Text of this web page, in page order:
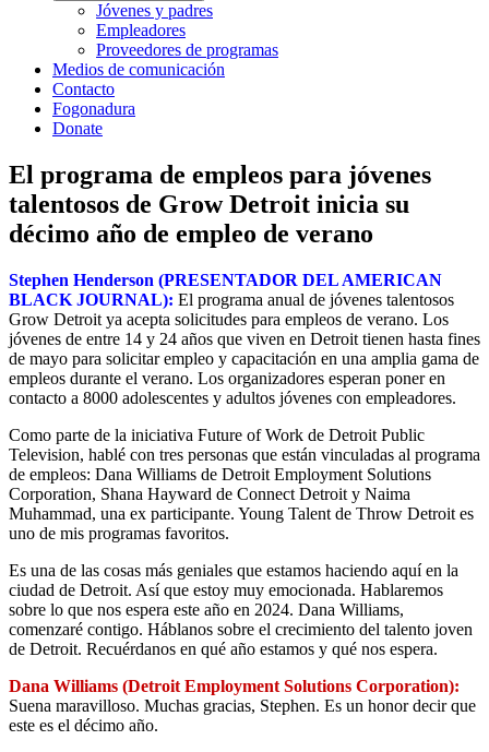
Jóvenes y padres
Empleadores
Proveedores de programas
Medios de comunicación
Contacto
Fogonadura
Donate
El programa de empleos para jóvenes
talentosos de Grow Detroit inicia su
décimo año de empleo de verano
Stephen Henderson (PRESENTADOR DEL AMERICAN
BLACK JOURNAL): El programa anual de jóvenes talentosos
Grow Detroit ya acepta solicitudes para empleos de verano. Los
jóvenes de entre 14 y 24 años que viven en Detroit tienen hasta fines
de mayo para solicitar empleo y capacitación en una amplia gama de
empleos durante el verano. Los organizadores esperan poner en
contacto a 8000 adolescentes y adultos jóvenes con empleadores.
Como parte de la iniciativa Future of Work de Detroit Public
Television, hablé con tres personas que están vinculadas al programa
de empleos: Dana Williams de Detroit Employment Solutions
Corporation, Shana Hayward de Connect Detroit y Naima
Muhammad, una ex participante. Young Talent de Throw Detroit es
uno de mis programas favoritos.
Es una de las cosas más geniales que estamos haciendo aquí en la
ciudad de Detroit. Así que estoy muy emocionada. Hablaremos
sobre lo que nos espera este año en 2024. Dana Williams,
comenzaré contigo. Háblanos sobre el crecimiento del talento joven
de Detroit. Recuérdanos en qué año estamos y qué nos espera.
Dana Williams (Detroit Employment Solutions Corporation):
Suena maravilloso. Muchas gracias, Stephen. Es un honor decir que
este es el décimo año.